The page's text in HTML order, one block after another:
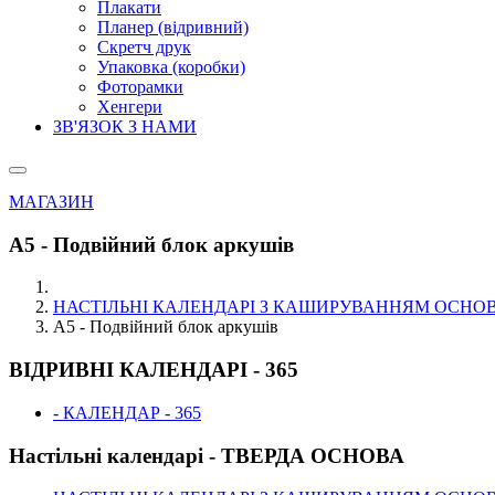
Плакати
Планер (відривний)
Скретч друк
Упаковка (коробки)
Фоторамки
Хенгери
ЗВ'ЯЗОК З НАМИ
МАГАЗИН
А5 - Подвійний блок аркушів
НАСТІЛЬНІ КАЛЕНДАРІ З КАШИРУВАННЯМ
А5 - Подвійний блок аркушів
ВІДРИВНІ КАЛЕНДАРІ - 365
- КАЛЕНДАР - 365
Настільні календарі - ТВЕРДА ОСНОВА